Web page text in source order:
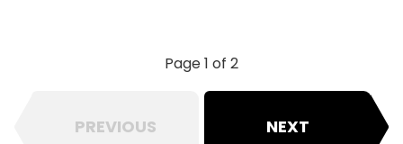
Page 1 of 2
PREVIOUS NEXT